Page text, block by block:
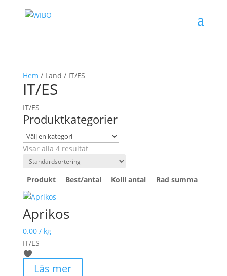
Hem / Land / IT/ES
IT/ES
IT/ES
Produktkategorier
Visar alla 4 resultat
Produkt Best/antal Kolli antal Rad summa
Aprikos
0.00/ kg
IT/ES
Läs mer